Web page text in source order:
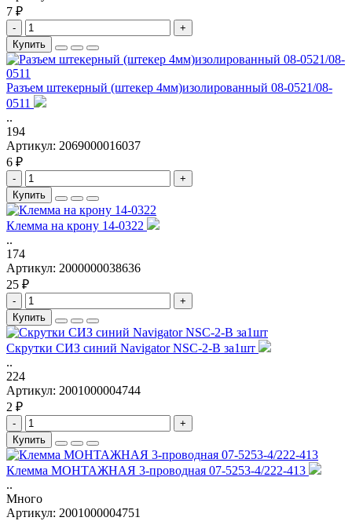
7 ₽
-
+
Купить
Разъем штекерный (штекер 4мм)изолированный 08-0521/08-
0511
..
194
Артикул: 2069000016037
6 ₽
-
+
Купить
Клемма на крону 14-0322
..
174
Артикул: 2000000038636
25 ₽
-
+
Купить
Скрутки СИЗ синий Navigator NSC-2-B за1шт
..
224
Артикул: 2001000004744
2 ₽
-
+
Купить
Клемма МОНТАЖНАЯ 3-проводная 07-5253-4/222-413
..
Много
Артикул: 2001000004751